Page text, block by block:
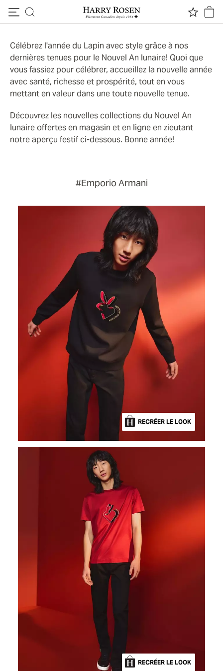
BIENVENUE DANS L'ANNÉE DU LAPIN
lunaire 2023
Célébrez l'année du Lapin avec style grâce à nos
dernières tenues pour le Nouvel An lunaire! Quoi que
vous fassiez pour célébrer, accueillez la nouvelle année
avec santé, richesse et prospérité, tout en vous
mettant en valeur dans une toute nouvelle tenue.
Découvrez les nouvelles collections du Nouvel An
lunaire offertes en magasin et en ligne en zieutant
notre aperçu festif ci-dessous. Bonne année!
#Emporio Armani
RECRÉER LE LOOK
RECRÉER LE LOOK